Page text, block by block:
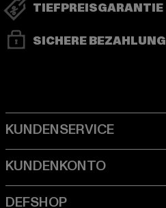
TIEFPREISGARANTIE
SICHERE BEZAHLUNG